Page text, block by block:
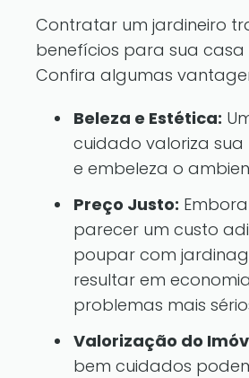
Contratar um jardineiro
benefícios para sua
Confira algumas
Beleza e Estética:
cuidado valoriza
e embeleza o
Preço Justo:
parecer um custo
poupar com
resultar em
problemas mais
Valorização do
bem cuidados